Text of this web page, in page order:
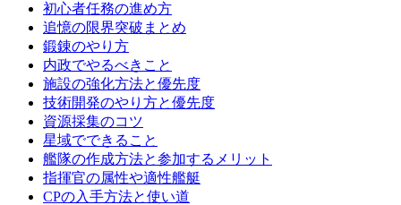
初心者任務の進め方
追憶の限界突破まとめ
鍛錬のやり方
内政でやるべきこと
施設の強化方法と優先度
技術開発のやり方と優先度
資源採集のコツ
星域でできること
艦隊の作成方法と参加するメリット
指揮官の属性や適性艦艇
CPの入手方法と使い道